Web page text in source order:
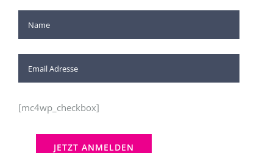
[mc4wp_checkbox]